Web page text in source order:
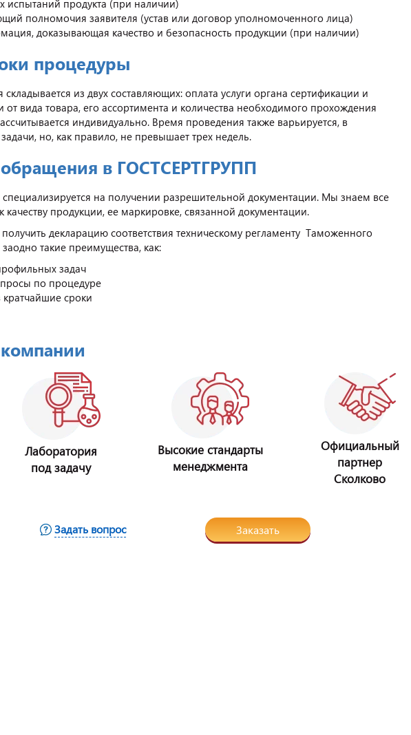
испытаний продукта (при наличии)
полномочия заявителя (устав или договор уполномоченного лица)
доказывающая качество и безопасность продукции (при наличии)
процедуры
из двух составляющих: оплата услуги органа сертификации и
от вида товара, его ассортимента и количества необходимого прохождения
индивидуально. Время проведения также варьируется, в
но, как правило, не превышает трех недель.
в ГОСТСЕРТГРУПП
на получении разрешительной документации. Мы знаем все
продукции, ее маркировке, связанной документации.
декларацию соответствия техническому регламенту Таможенного
такие преимущества, как:
задач
по процедуре
сроки
Лаборатория
под задачу
Высокие стандарты
менеджмента
Официальный
партнер
Сколково
Задать вопрос Заказать